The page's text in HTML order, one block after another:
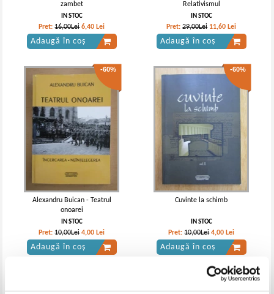
zambet
IN STOC
Pret:16,00Lei 6,40 Lei
Adaugă în coș
Relativismul
IN STOC
Pret:29,00Lei 11,60 Lei
Adaugă în coș
-60%
Alexandru Buican - Teatrul
onoarei
IN STOC
Pret:10,00Lei 4,00 Lei
Adaugă în coș
-60%
Cuvinte la schimb
IN STOC
Pret:10,00Lei 4,00 Lei
Adaugă în coș
-60%